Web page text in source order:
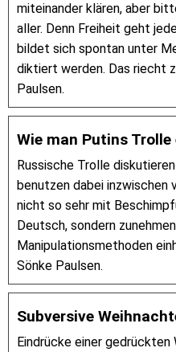
miteinander klären, aber
aller. Denn Freiheit geht
bildet sich spontan unter
diktiert werden. Das riecht
Paulsen.
Wie man Putins Trolle
Russische Trolle
benutzen dabei
nicht so sehr mit
Deutsch, sondern
Manipulationsmethoden
Sönke Paulsen.
Subversive
Eindrücke einer gedrückten